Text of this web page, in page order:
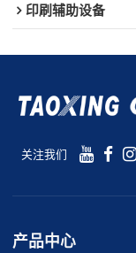
印刷辅助设备
关注我们
产品中心